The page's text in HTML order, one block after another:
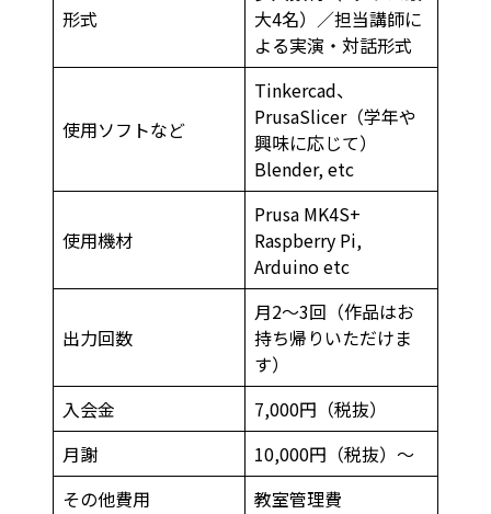
形式
大4名）／担当講師に
よる実演・対話形式
使用ソフトなど
Tinkercad、
PrusaSlicer（学年や
興味に応じて）
Blender, etc
使用機材
Prusa MK4S+
Raspberry Pi,
Arduino etc
出力回数
月2〜3回（作品はお
持ち帰りいただけま
す）
入会金
7,000円（税抜）
月謝
10,000円（税抜）〜
その他費用
教室管理費